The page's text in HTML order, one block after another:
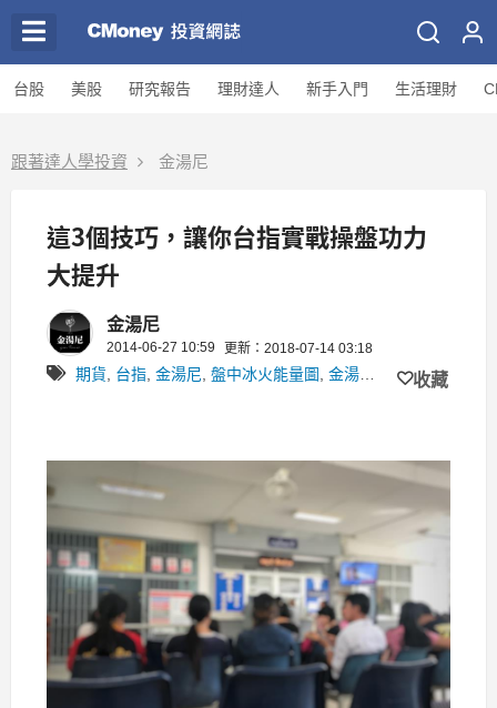
台股 美股 研究報告 理財達人 新手入門 生活理財
跟著達人學投資 金湯尼
這3個技巧，讓你台指實戰操盤功力
大提升
金湯尼
2014-06-27 10:59 更新：2018-07-14 03:18
期貨 台指 金湯尼 盤中冰火能量圖 金湯尼-盤中台指趨勢雷達 收藏